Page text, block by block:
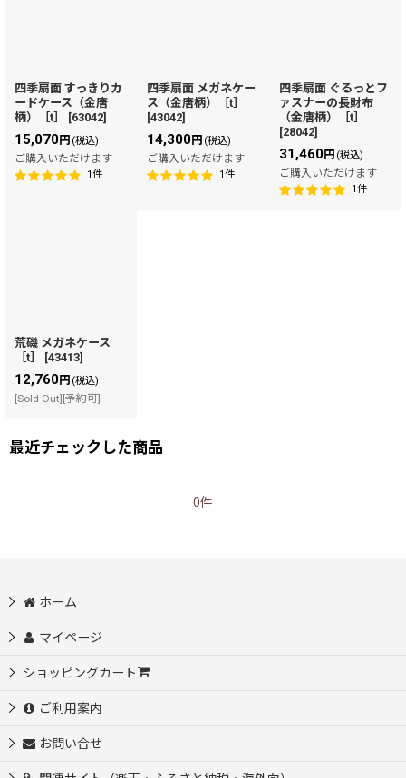
四季扇面 すっきりカ
ードケース（金唐
柄）［t］
[63042]
15,070円 (税込)
ご購入いただけます
1件
四季扇面 メガネケー
ス（金唐柄）［t］
[43042]
14,300円 (税込)
ご購入いただけます
1件
四季扇面 ぐるっとフ
ァスナーの長財布
（金唐柄）［t］
[28042]
31,460円 (税込)
ご購入いただけます
1件
荒磯 メガネケース
［t］
[43413]
12,760円 (税込)
[Sold Out][予約可]
最近チェックした商品
0件
ホーム
マイページ
ショッピングカート
ご利用案内
お問い合せ